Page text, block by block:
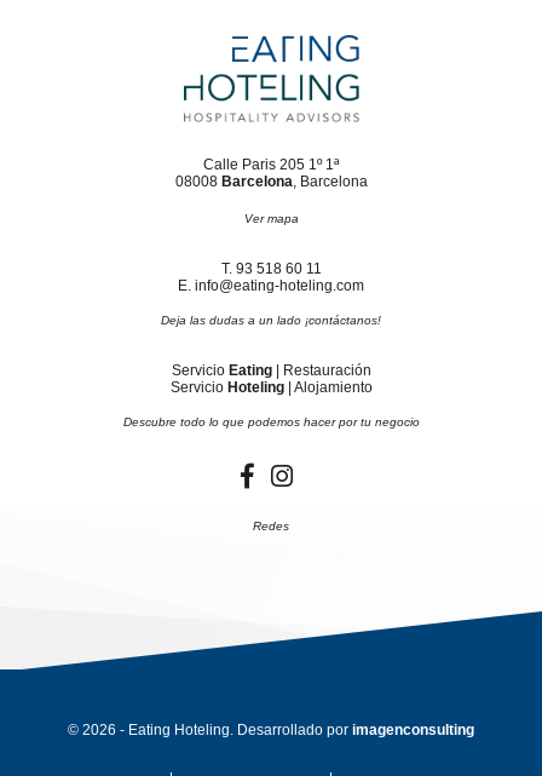
Calle Paris 205 1º 1ª
08008 Barcelona, Barcelona
Ver mapa
T. 93 518 60 11
E. info@eating-hoteling.com
Deja las dudas a un lado ¡contáctanos!
Servicio Eating| Restauración
Servicio Hoteling| Alojamiento
Descubre todo lo que podemos hacer por tu negocio
Redes
© 2026 - Eating Hoteling. Desarrollado por imagenconsulting